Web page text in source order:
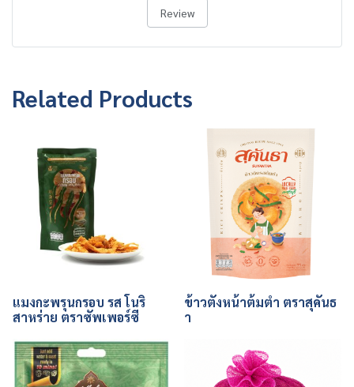
Review
Related Products
แมงกะพรุนกรอบ รส โนริ
สาหร่าย ตราซัพเพอร์ซี
ข้าวตังหน้าต้มตำ ตราสุคันธ
า